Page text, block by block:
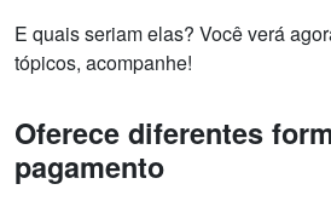
E quais seriam elas? Você verá
tópicos, acompanhe!
Oferece diferentes
pagamento